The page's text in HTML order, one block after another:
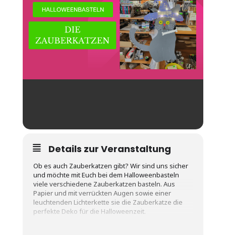
Details zur Veranstaltung
Ob es auch Zauberkatzen gibt? Wir sind uns sicher
und möchte mit Euch bei dem Halloweenbasteln
viele verschiedene Zauberkatzen basteln. Aus
Papier und mit verrückten Augen sowie einer
leuchtenden Lichterkette sie die Zauberkatze die
perfekte Deko für die Halloweenzeit.